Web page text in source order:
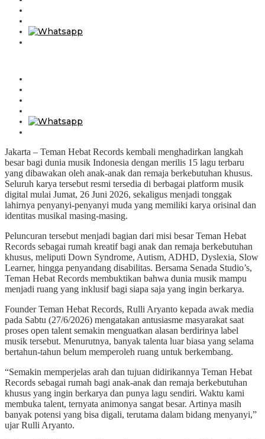
Jakarta – Teman Hebat Records kembali menghadirkan langkah
besar bagi dunia musik Indonesia dengan merilis 15 lagu terbaru
yang dibawakan oleh anak-anak dan remaja berkebutuhan khusus.
Seluruh karya tersebut resmi tersedia di berbagai platform musik
digital mulai Jumat, 26 Juni 2026, sekaligus menjadi tonggak
lahirnya penyanyi-penyanyi muda yang memiliki karya orisinal dan
identitas musikal masing-masing.
Peluncuran tersebut menjadi bagian dari misi besar Teman Hebat
Records sebagai rumah kreatif bagi anak dan remaja berkebutuhan
khusus, meliputi Down Syndrome, Autism, ADHD, Dyslexia, Slow
Learner, hingga penyandang disabilitas. Bersama Senada Studio’s,
Teman Hebat Records membuktikan bahwa dunia musik mampu
menjadi ruang yang inklusif bagi siapa saja yang ingin berkarya.
Founder Teman Hebat Records, Rulli Aryanto kepada awak media
pada Sabtu (27/6/2026) mengatakan antusiasme masyarakat saat
proses open talent semakin menguatkan alasan berdirinya label
musik tersebut. Menurutnya, banyak talenta luar biasa yang selama
bertahun-tahun belum memperoleh ruang untuk berkembang.
“Semakin memperjelas arah dan tujuan didirikannya Teman Hebat
Records sebagai rumah bagi anak-anak dan remaja berkebutuhan
khusus yang ingin berkarya dan punya lagu sendiri. Waktu kami
membuka talent, ternyata animonya sangat besar. Artinya masih
banyak potensi yang bisa digali, terutama dalam bidang menyanyi,”
ujar Rulli Aryanto.